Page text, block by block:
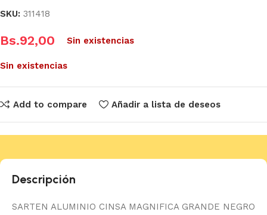
SKU: 311418
Bs.92,00 Sin existencias
Sin existencias
Add to compare Añadir a lista de deseos
Descripción
SARTEN ALUMINIO CINSA MAGNIFICA GRANDE NEGRO